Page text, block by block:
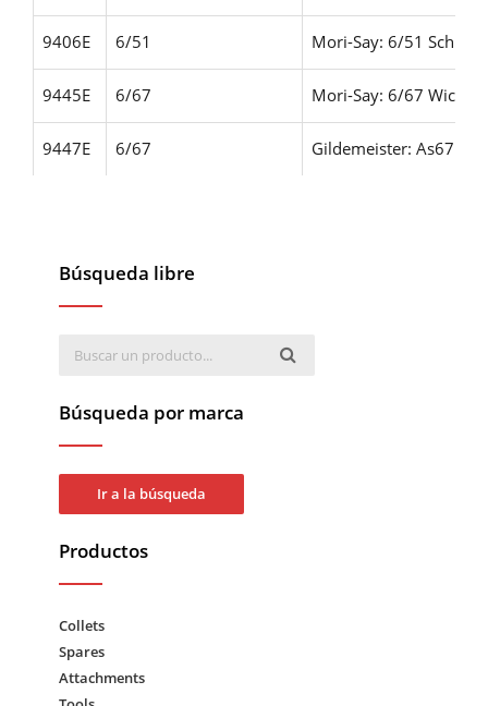
9406E 6/51 Mori-Say: 6/51
9445E 6/67 Mori-Say: 6/67
9447E 6/67 Gildemeister: As67
Búsqueda libre
Búsqueda por marca
Ir a la búsqueda
Productos
Collets
Spares
Attachments